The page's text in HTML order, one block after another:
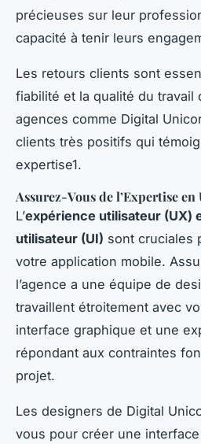
précieuses sur leur
capacité à tenir leurs
Les retours clients sont
fiabilité et la qualité du travail
agences comme Digital
clients très positifs qui
expertise1.
Assurez-Vous de l’Expertise en
L’expérience utilisateur (UX)
utilisateur (UI) sont cruciales
votre application mobile.
l’agence a une équipe de
travaillent étroitement avec
interface graphique et une
répondant aux contraintes
projet.
Les designers de Digital
vous pour créer une